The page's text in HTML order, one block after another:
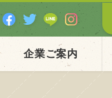
企業ご案内